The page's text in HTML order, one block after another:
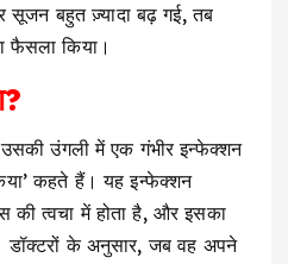
सूजन बहुत ज़्यादा बढ़ गई, तब
किया।
उंगली में एक गंभीर इन्फेक्शन
कहते हैं। यह इन्फेक्शन
त्वचा में होता है, और इसका
डॉक्टरों के अनुसार, जब वह अपने